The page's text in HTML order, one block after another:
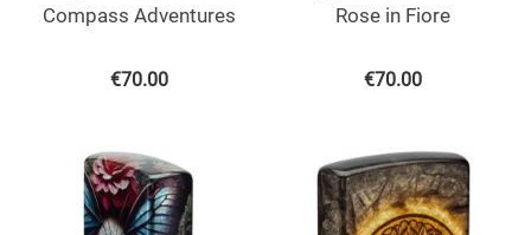
Compass Adventures
€70.00
Rose in Fiore
€70.00